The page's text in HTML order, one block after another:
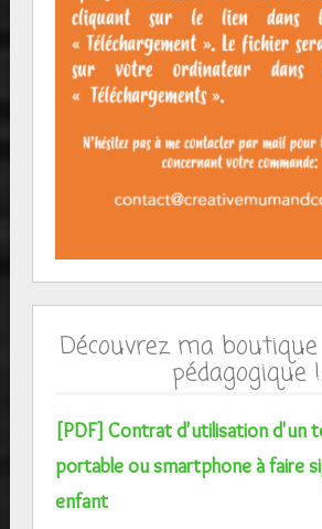
Découvrez ma
pédagogique !
[PDF] Contrat d'utilisation d'un
portable ou smartphone à faire
enfant